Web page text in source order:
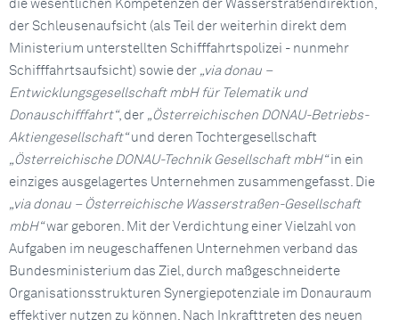
die wesentlichen Kompetenzen der Wasserstraßendirektion,
der Schleusenaufsicht (als Teil der weiterhin direkt dem
Ministerium unterstellten Schifffahrtspolizei - nunmehr
Schifffahrtsaufsicht) sowie der „via donau –
Entwicklungsgesellschaft mbH für Telematik und
Donauschifffahrt“, der „Österreichischen DONAU-Betriebs-
Aktiengesellschaft“und deren Tochtergesellschaft
„Österreichische DONAU-Technik Gesellschaft mbH“in ein
einziges ausgelagertes Unternehmen zusammengefasst. Die
„via donau – Österreichische Wasserstraßen-Gesellschaft
mbH“war geboren. Mit der Verdichtung einer Vielzahl von
Aufgaben im neugeschaffenen Unternehmen verband das
Bundesministerium das Ziel, durch maßgeschneiderte
Organisationsstrukturen Synergiepotenziale im Donauraum
effektiver nutzen zu können. Nach Inkrafttreten des neuen